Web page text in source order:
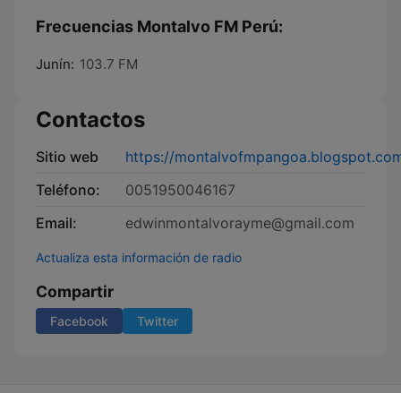
Frecuencias Montalvo FM Perú:
Junín: 103.7 FM
Contactos
Sitio web
https://
Teléfono:
0051950046167
Email:
edwinmontalvorayme@gmail.com
Actualiza esta información de radio
Compartir
Facebook Twitter